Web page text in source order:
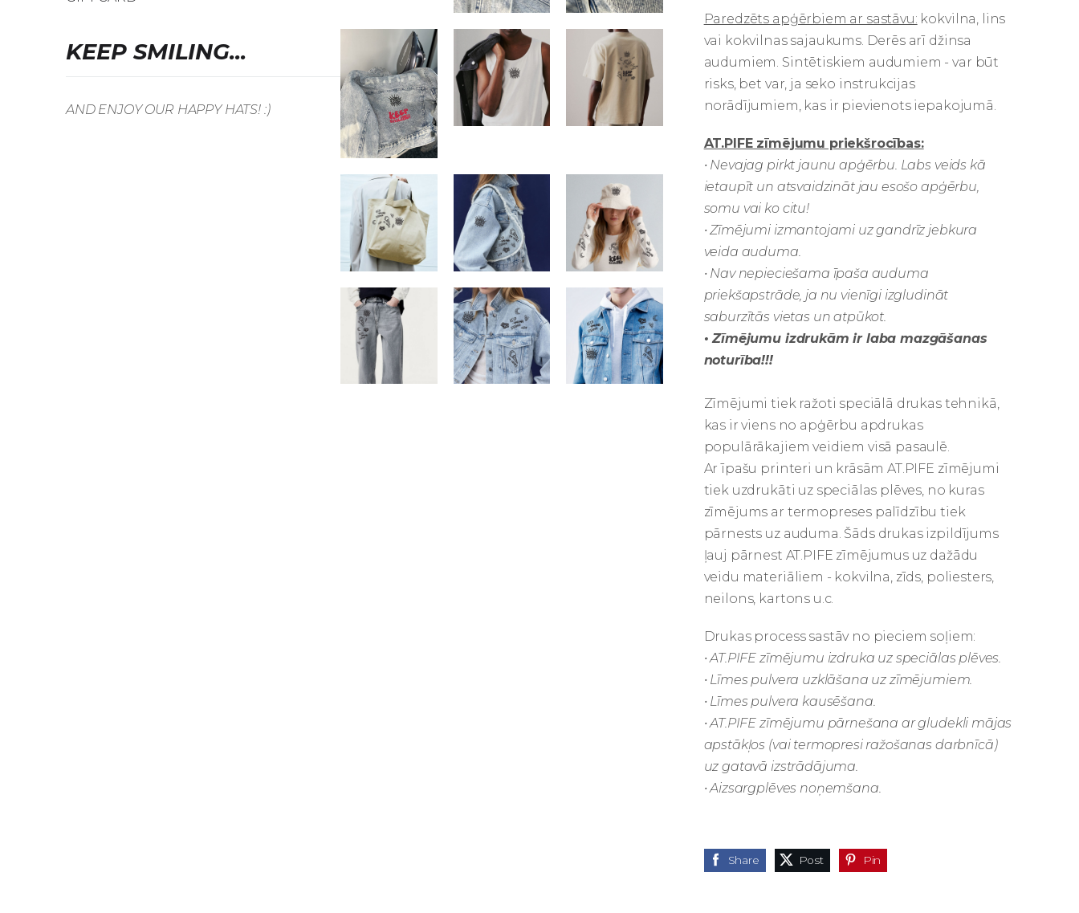
KEEP SMILING...
AND ENJOY OUR HAPPY HATS! :)
Paredzēts apģērbiem ar sastāvu: kokvilna, lins
vai kokvilnas sajaukums. Derēs arī džinsa
audumiem. Sintētiskiem audumiem - var būt
risks, bet var, ja seko instrukcijas
norādījumiem, kas ir pievienots iepakojumā.
AT.PIFE zīmējumu priekšrocības:
• Nevajag pirkt jaunu apģērbu. Labs veids kā
ietaupīt un atsvaidzināt jau esošo apģērbu,
somu vai ko citu!
• Zīmējumi izmantojami uz gandrīz jebkura
veida auduma.
• Nav nepieciešama īpaša auduma
priekšapstrāde, ja nu vienīgi izgludināt
saburzītās vietas un atpūkot.
• Zīmējumu izdrukām ir laba mazgāšanas
noturība!!!
Zīmējumi tiek ražoti speciālā drukas tehnikā,
kas ir viens no apģērbu apdrukas
populārākajiem veidiem visā pasaulē.
Ar īpašu printeri un krāsām AT.PIFE zīmējumi
tiek uzdrukāti uz speciālas plēves, no kuras
zīmējums ar termopreses palīdzību tiek
pārnests uz auduma. Šāds drukas izpildījums
ļauj pārnest AT.PIFE zīmējumus uz dažādu
veidu materiāliem - kokvilna, zīds, poliesters,
neilons, kartons u.c.
Drukas process sastāv no pieciem soļiem:
• AT.PIFE zīmējumu izdruka uz speciālas plēves.
• Līmes pulvera uzklāšana uz zīmējumiem.
• Līmes pulvera kausēšana.
• AT.PIFE zīmējumu pārnešana ar gludekli mājas
apstākļos (vai termopresi ražošanas darbnīcā)
uz gatavā izstrādājuma.
• Aizsargplēves noņemšana.
Share Post Pin